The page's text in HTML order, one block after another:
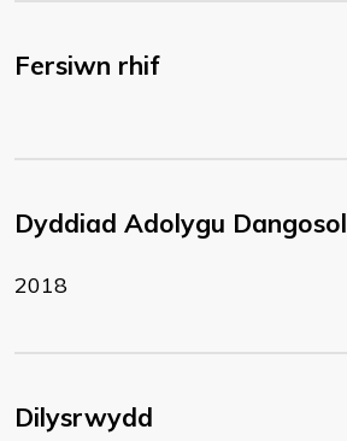
Fersiwn rhif
Dyddiad Adolygu Dangosol
2018
Dilysrwydd